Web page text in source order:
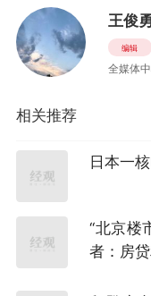
王俊
编辑
全媒体
相关推荐
日本一
“北京楼
者：房